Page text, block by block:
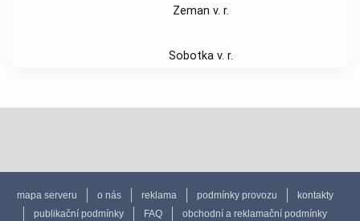
Zeman v. r.
Sobotka v. r.
mapa serveru o nás reklama podmínky provozu
kontakty
publikační podmínky
FAQ obchodní a reklamační podmínky